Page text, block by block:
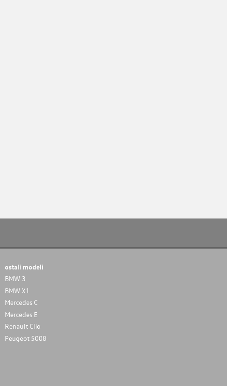
ostali modeli
BMW 3
BMW X1
Mercedes C
Mercedes E
Renault Clio
Peugeot 5008